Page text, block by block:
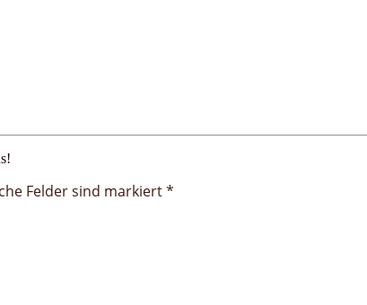
Felder sind markiert *